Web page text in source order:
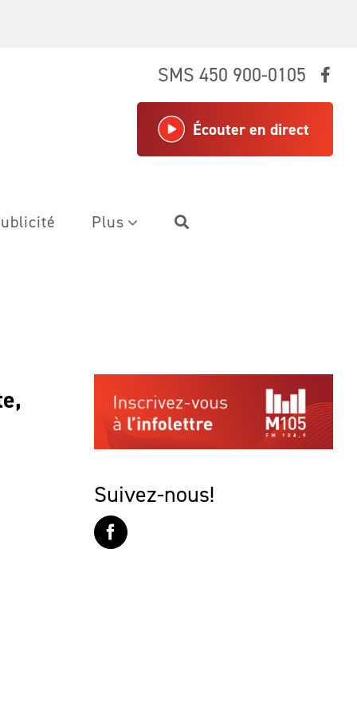
SMS 450 900-0105
Écouter en direct
Plus
Suivez-nous!